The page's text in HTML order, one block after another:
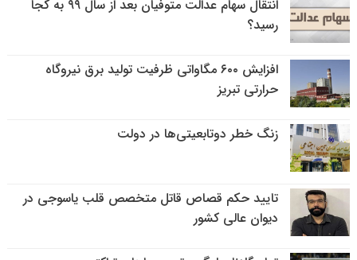
انتقال سهام عدالت متوفیان بعد از سال ۹۹ به کجا
رسید؟
افزایش ۶۰۰ مگاواتی ظرفیت تولید برق نیروگاه
حرارتی تبریز
زنگ خطر دوتابعیتی‌ها در دولت
تایید حکم قصاص قاتل متخصص قلب یاسوجی در
دیوان عالی کشور